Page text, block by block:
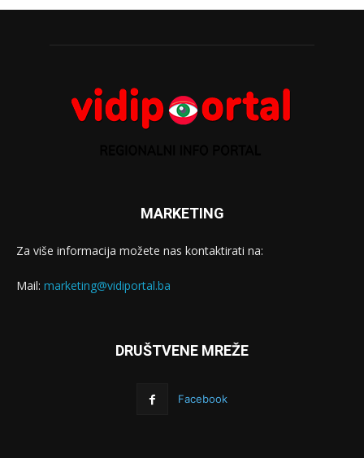
MARKETING
Za više informacija možete nas kontaktirati na:
Mail: marketing@vidiportal.ba
DRUŠTVENE MREŽE
Facebook